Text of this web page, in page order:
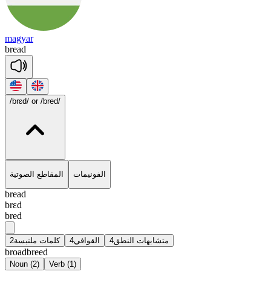
magyar
bread
/brɛd/ or /bred/
المقاطع الصوتية الفونيمات
bread
brɛd
bred
كلمات ملتبسة2 القوافي4 متشابهات النطق4
broadbreed
Noun (2) Verb (1)